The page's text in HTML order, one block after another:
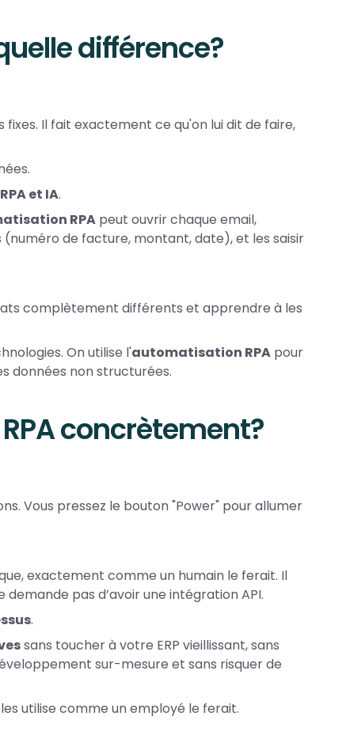
différence?
Il fait exactement ce qu'on lui dit de faire,
et IA.
RPA peut ouvrir chaque email,
de facture, montant, date), et les saisir
complètement différents et apprendre à les
On utilise l'automatisation RPA pour
données non structurées.
concrètement?
Vous pressez le bouton "Power" pour allumer
exactement comme un humain le ferait. Il
pas d’avoir une intégration API.
.
sans toucher à votre ERP vieillissant, sans
sur-mesure et sans risquer de
utilise comme un employé le ferait.